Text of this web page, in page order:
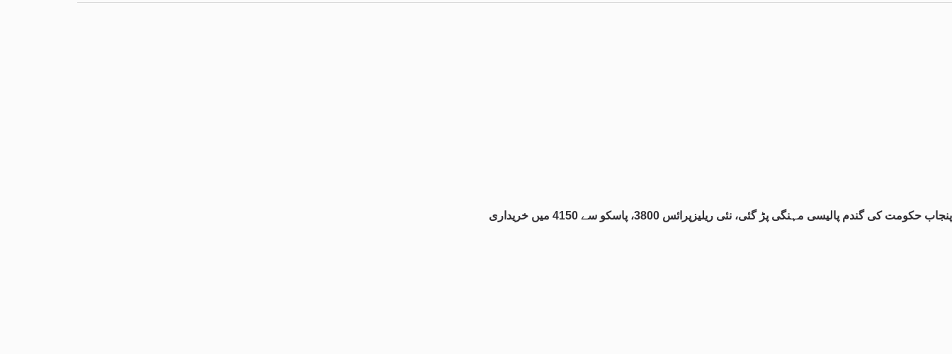
پنجاب حکومت کی گندم پالیسی مہنگی پڑ گئی، نئی ریلیزپرائس 3800، پاسکو سے 4150 میں خریداری